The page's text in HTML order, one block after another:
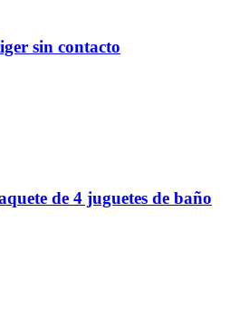
sin contacto
de 4 juguetes de baño